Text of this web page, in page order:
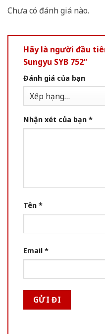
Chưa có đánh giá nào.
Hãy là người đầu
Sungyu SYB 752”
Đánh giá của bạn
Nhận xét của bạn *
Tên *
Email *